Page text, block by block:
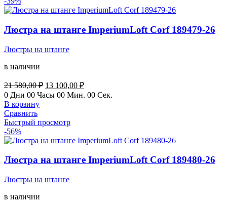
Люстра на штанге ImperiumLoft Corf 189479-26
Люстры на штанге
в наличии
21 580,00₽ Первоначальная
цена
580,00 ₽.
13 100,00 ₽Текущая
цена:
0 Дни 00 Часы 00 Мин. 00 Сек.
В корзину
Сравнить
Быстрый просмотр
-56%
Люстра на штанге ImperiumLoft Corf 189480-26
Люстры на штанге
в наличии